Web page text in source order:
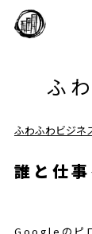
ふ
ふわふわビジネ
誰と仕